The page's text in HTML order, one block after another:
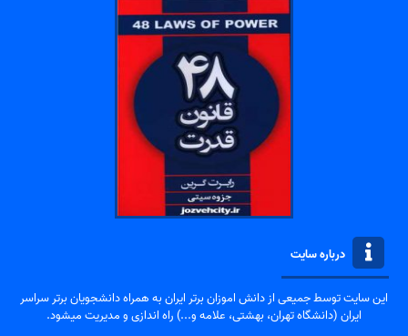
درباره سایت
این سایت توسط جمیعی از دانش اموزان برتر ایران به همراه دانشجویان برتر سراسر
ایران (دانشگاه تهران، بهشتی، علامه و...) راه اندازی و مدیریت میشود.